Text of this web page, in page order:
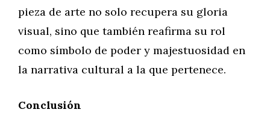
pieza de arte no solo recupera su gloria
visual, sino que también reafirma su rol
como símbolo de poder y majestuosidad en
la narrativa cultural a la que pertenece.
Conclusión